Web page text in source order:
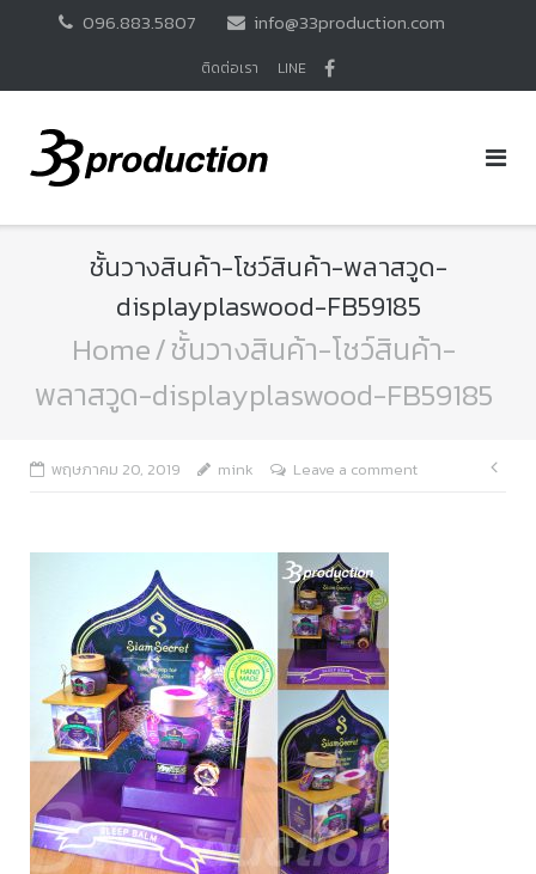
096.883.5807 info@33production.com
ติดต่อเรา LINE
ชั้นวางสินค้า-โชว์สินค้า-พลาสวูด-
displayplaswood-FB59185
Home/ชั้นวางสินค้า-โชว์สินค้า-
พลาสวูด-displayplaswood-FB59185
พฤษภาคม 20, 2019 mink Leave a comment
แน